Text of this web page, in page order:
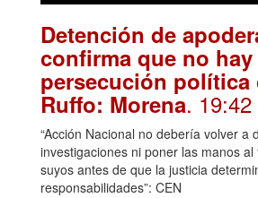
Detención de
confirma que no hay
persecución política
Ruffo: Morena. 19:42
“Acción Nacional no debería volver a
investigaciones ni poner las manos
suyos antes de que la justicia
responsabilidades”: CEN